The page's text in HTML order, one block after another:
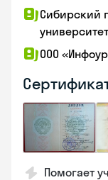
Сибирский
университет
ООО
Помогает